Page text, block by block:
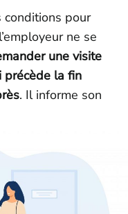
pour
ne se
une visite
précède la fin
. Il informe son